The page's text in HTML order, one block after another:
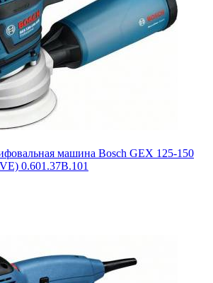
машина Bosch GEX 125-150
0.601.37B.101